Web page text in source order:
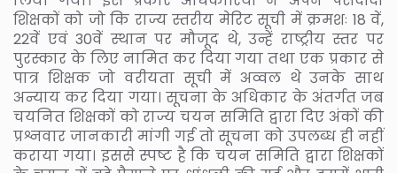
शिक्षकों को जो कि राज्य स्तरीय मेरिट सूची में क्रमशः 18 वें,
22वें एवं 30वें स्थान पर मौजूद थे, उन्हें राष्ट्रीय स्तर पर
पुरस्कार के लिए नामित कर दिया गया तथा एक प्रकार से
पात्र शिक्षक जो वरीयता सूची में अव्वल थे उनके साथ
अन्याय कर दिया गया। सूचना के अधिकार के अंतर्गत जब
चयनित शिक्षकों को राज्य चयन समिति द्वारा दिए अंकों की
प्रश्नवार जानकारी मांगी गई तो सूचना को उपलब्ध ही नहीं
कराया गया। इससे स्पष्ट है कि चयन समिति द्वारा शिक्षकों